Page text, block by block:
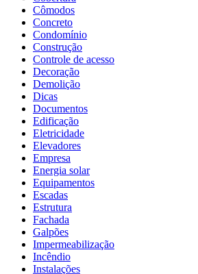
Cômodos
Concreto
Condomínio
Construção
Controle de acesso
Decoração
Demolição
Dicas
Documentos
Edificação
Eletricidade
Elevadores
Empresa
Energia solar
Equipamentos
Escadas
Estrutura
Fachada
Galpões
Impermeabilização
Incêndio
Instalações